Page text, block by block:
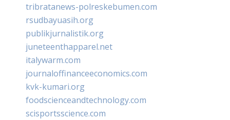
tribratanews-polreskebumen.com
rsudbayuasih.org
publikjurnalistik.org
juneteenthapparel.net
italywarm.com
journaloffinanceeconomics.com
kvk-kumari.org
foodscienceandtechnology.com
scisportsscience.com